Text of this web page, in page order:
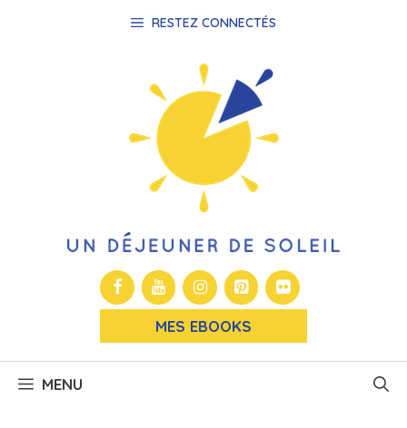
RESTEZ CONNECTÉS
MES EBOOKS
MENU